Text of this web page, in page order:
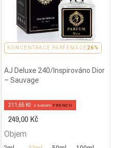
PARFEMACE 26%
KONCENTRACE PARFEMACE26%
AJ Deluxe 240/Inspirováno Dior
– Sauvage
211,65 Kč z kodem FRENCH
249,00 Kč
Objem